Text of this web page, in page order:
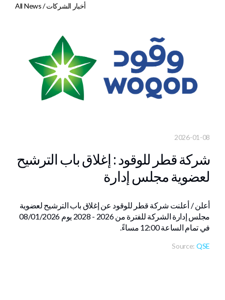
All News /أخبار الشركات
2026-01-08
شركة قطر للوقود : إغلاق باب الترشيح
لعضوية مجلس إدارة
أعلن / أعلنت شركة قطر للوقود عن إغلاق باب الترشيح لعضوية
مجلس إدارة الشركة للفترة من 2026 - 2028 يوم 08/01/2026
في تمام الساعة 12:00 مساءً.
Source: QSE